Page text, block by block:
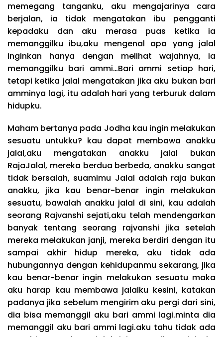
memegang tanganku, aku mengajarinya cara
berjalan, ia tidak mengatakan ibu pengganti
kepadaku dan aku merasa puas ketika ia
memanggilku ibu,aku mengenal apa yang jalal
inginkan hanya dengan melihat wajahnya, ia
memanggilku bari ammi…Bari ammi setiap hari,
tetapi ketika jalal mengatakan jika aku bukan bari
amminya lagi, itu adalah hari yang terburuk dalam
hidupku.
Maham bertanya pada Jodha kau ingin melakukan
sesuatu untukku? kau dapat membawa anakku
jalal,aku mengatakan anakku jalal bukan
RajaJalal, mereka berdua berbeda, anakku sangat
tidak bersalah, suamimu Jalal adalah raja bukan
anakku, jika kau benar-benar ingin melakukan
sesuatu, bawalah anakku jalal di sini, kau adalah
seorang Rajvanshi sejati,aku telah mendengarkan
banyak tentang seorang rajvanshi jika setelah
mereka melakukan janji, mereka berdiri dengan itu
sampai akhir hidup mereka, aku tidak ada
hubungannya dengan kehidupanmu sekarang, jika
kau benar-benar ingin melakukan sesuatu maka
aku harap kau membawa jalalku kesini, katakan
padanya jika sebelum mengirim aku pergi dari sini,
dia bisa memanggil aku bari ammi lagi.minta dia
memanggil aku bari ammi lagi.aku tahu tidak ada